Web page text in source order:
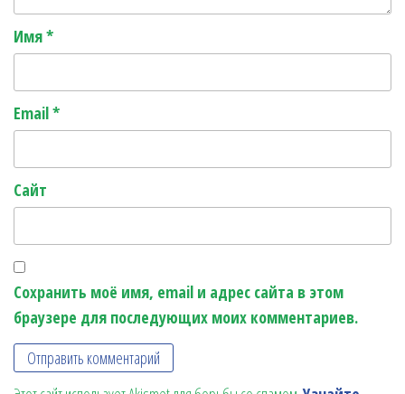
Имя*
Email*
Сайт
Сохранить моё имя, email и адрес сайта в этом
браузере для последующих моих комментариев.